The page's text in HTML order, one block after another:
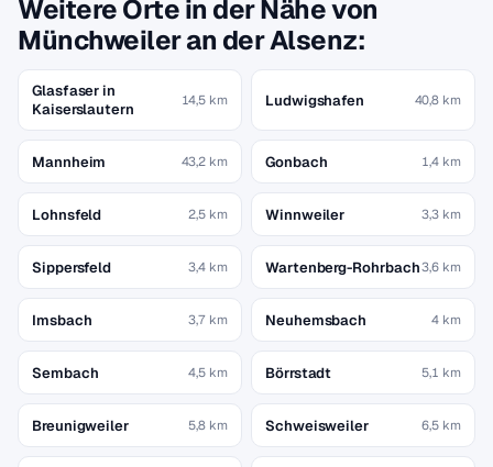
Weitere Orte in der Nähe von
Münchweiler an der Alsenz:
Glasfaser in
Kaiserslautern
14,5 km Ludwigshafen 40,8 km
Mannheim 43,2 km Gonbach 1,4 km
Lohnsfeld 2,5 km Winnweiler 3,3 km
Sippersfeld 3,4 km Wartenberg-Rohrbach3,6 km
Imsbach 3,7 km Neuhemsbach 4 km
Sembach 4,5 km Börrstadt 5,1 km
Breunigweiler 5,8 km Schweisweiler 6,5 km